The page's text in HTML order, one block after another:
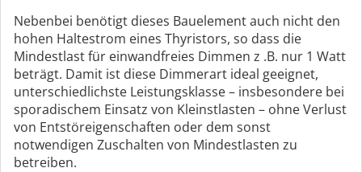
Nebenbei benötigt dieses Bauelement auch nicht den
hohen Haltestrom eines Thyristors, so dass die
Mindestlast für einwandfreies Dimmen z .B. nur 1 Watt
beträgt. Damit ist diese Dimmerart ideal geeignet,
unterschiedlichste Leistungsklasse – insbesondere bei
sporadischem Einsatz von Kleinstlasten – ohne Verlust
von Entstöreigenschaften oder dem sonst
notwendigen Zuschalten von Mindestlasten zu
betreiben.